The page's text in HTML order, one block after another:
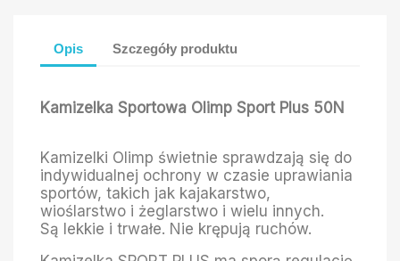
Opis Szczegóły produktu
Kamizelka Sportowa Olimp Sport Plus 50N
Kamizelki Olimp świetnie sprawdzają się do
indywidualnej ochrony w czasie uprawiania
sportów, takich jak kajakarstwo,
wioślarstwo i żeglarstwo i wielu innych.
Są lekkie i trwałe. Nie krępują ruchów.